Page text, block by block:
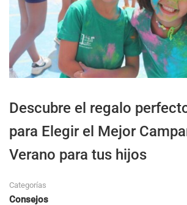
Descubre el regalo
para Elegir el Mejor
Verano para tus hijos
Categorías
Consejos